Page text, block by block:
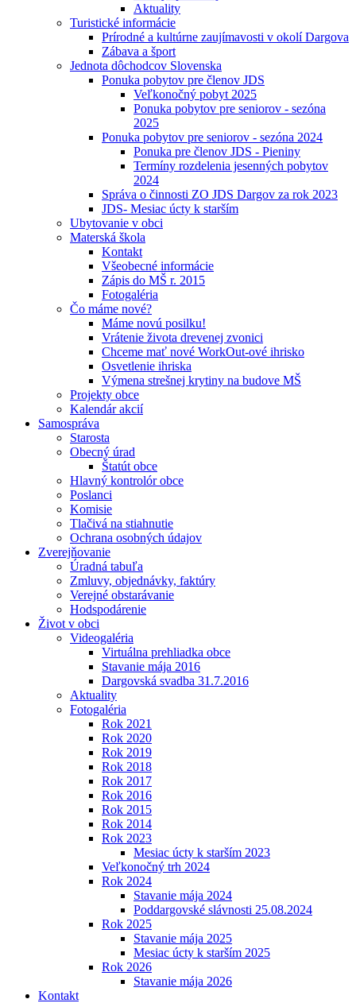
Aktuality
Turistické informácie
Prírodné a kultúrne zaujímavosti v okolí Dargova
Zábava a šport
Jednota dôchodcov Slovenska
Ponuka pobytov pre členov JDS
Veľkonočný pobyt 2025
Ponuka pobytov pre seniorov - sezóna
2025
Ponuka pobytov pre seniorov - sezóna 2024
Ponuka pre členov JDS - Pieniny
Termíny rozdelenia jesenných pobytov
2024
Správa o činnosti ZO JDS Dargov za rok 2023
JDS- Mesiac úcty k starším
Ubytovanie v obci
Materská škola
Kontakt
Všeobecné informácie
Zápis do MŠ r. 2015
Fotogaléria
Čo máme nové?
Máme novú posilku!
Vrátenie života drevenej zvonici
Chceme mať nové WorkOut-ové ihrisko
Osvetlenie ihriska
Výmena strešnej krytiny na budove MŠ
Projekty obce
Kalendár akcií
Samospráva
Starosta
Obecný úrad
Štatút obce
Hlavný kontrolór obce
Poslanci
Komisie
Tlačivá na stiahnutie
Ochrana osobných údajov
Zverejňovanie
Úradná tabuľa
Zmluvy, objednávky, faktúry
Verejné obstarávanie
Hodspodárenie
Život v obci
Videogaléria
Virtuálna prehliadka obce
Stavanie mája 2016
Dargovská svadba 31.7.2016
Aktuality
Fotogaléria
Rok 2021
Rok 2020
Rok 2019
Rok 2018
Rok 2017
Rok 2016
Rok 2015
Rok 2014
Rok 2023
Mesiac úcty k starším 2023
Veľkonočný trh 2024
Rok 2024
Stavanie mája 2024
Poddargovské slávnosti 25.08.2024
Rok 2025
Stavanie mája 2025
Mesiac úcty k starším 2025
Rok 2026
Stavanie mája 2026
Kontakt